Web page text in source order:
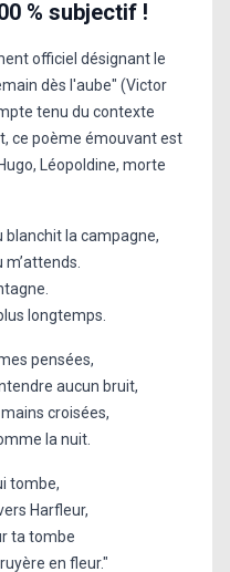
% subjectif !
officiel désignant le
dès l'aube" (Victor
tenu du contexte
ce poème émouvant est
Léopoldine, morte
blanchit la campagne,
longtemps.
pensées,
aucun bruit,
croisées,
la nuit.
tombe,
Harfleur,
ta tombe
en fleur."